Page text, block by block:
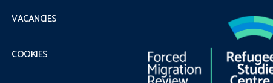
VACANCIES
COOKIES